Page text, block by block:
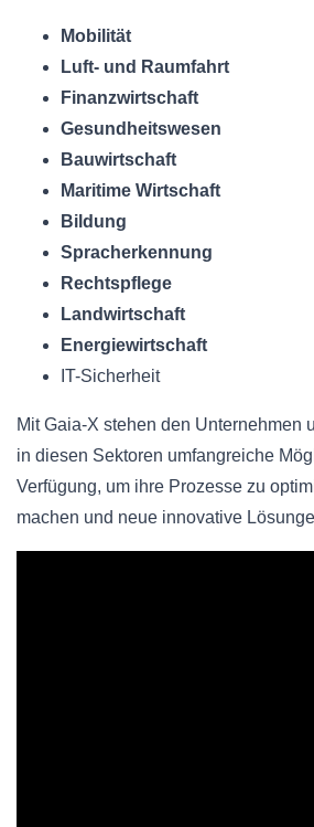
Mobilität
Luft- und Raumfahrt
Finanzwirtschaft
Gesundheitswesen
Bauwirtschaft
Maritime Wirtschaft
Bildung
Spracherkennung
Rechtspflege
Landwirtschaft
Energiewirtschaft
IT-Sicherheit
Mit Gaia-X stehen den Unternehmen
in diesen Sektoren umfangreiche
Verfügung, um ihre Prozesse zu
machen und neue innovative